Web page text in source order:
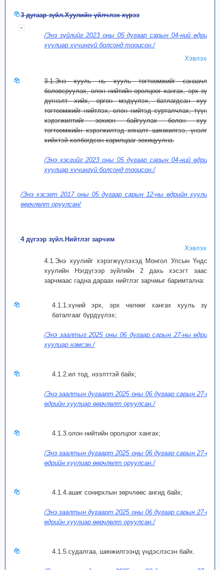
3 дугаар зүйл.Хуулийн үйлчлэх хүрээ
/Энэ зүйлийг 2023 оны 05 дугаар сарын 04-ний өдрийн
хуулиар хүчингүй болсонд тооцсон./
Хэвлэх
3.1.Энэ хууль нь хууль тогтоомжийг санаачлан
боловсруулах, олон нийтийн оролцоог хангах, эрх зүйн
дүгнэлт хийх, өргөн мэдүүлэх, батлагдсан хууль
тогтоомжийг нийтлэх, олон нийтэд сурталчлах, түүний
хэрэгжилтийг зохион байгуулах болон хууль
тогтоомжийн хэрэгжилтэд хяналт шинжилгээ, үнэлгээ
хийхтэй холбогдсон харилцааг зохицуулна.
/Энэ хэсгийг 2023 оны 05 дугаар сарын 04-ний өдрийн
хуулиар хүчингүй болсонд тооцсон./
/Энэ хэсэгт 2017 оны 05 дугаар сарын 12-ны өдрийн хуулиар
өөрчлөлт оруулсан/
4 дүгээр зүйл.Нийтлэг зарчим
Хэвлэх
4.1.Энэ хуулийг хэрэгжүүлэхэд Монгол Улсын Үндсэн
хуулийн Нэгдүгээр зүйлийн 2 дахь хэсэгт заасан
зарчмаас гадна дараах нийтлэг зарчмыг баримтална:
4.1.1.хүний эрх, эрх чөлөөг хангах хууль зүйн
баталгааг бүрдүүлэх;
/Энэ заалтыг 2025 оны 06 дугаар сарын 27-ны өдрийн
хуулиар нэмсэн./
4.1.2.ил тод, нээлттэй байх;
/Энэ заалтын дугаарт 2025 оны 06 дугаар сарын 27-ны
өдрийн хуулиар өөрчлөлт оруулсан./
4.1.3.олон нийтийн оролцоог хангах;
/Энэ заалтын дугаарт 2025 оны 06 дугаар сарын 27-ны
өдрийн хуулиар өөрчлөлт оруулсан./
4.1.4.ашиг сонирхлын зөрчлөөс ангид байх;
/Энэ заалтын дугаарт 2025 оны 06 дугаар сарын 27-ны
өдрийн хуулиар өөрчлөлт оруулсан./
4.1.5.судалгаа, шинжилгээнд үндэслэсэн байх.